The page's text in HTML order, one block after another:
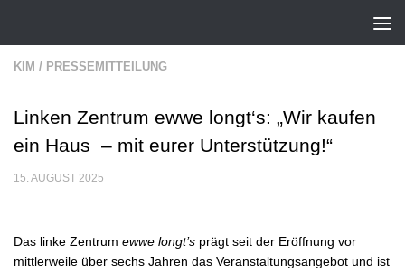
KIM / PRESSEMITTEILUNG
Linken Zentrum ewwe longt‘s: „Wir kaufen
ein Haus – mit eurer Unterstützung!“
15. AUGUST 2025
Das linke Zentrum ewwe longt’s prägt seit der Eröffnung vor
mittlerweile über sechs Jahren das Veranstaltungsangebot und ist